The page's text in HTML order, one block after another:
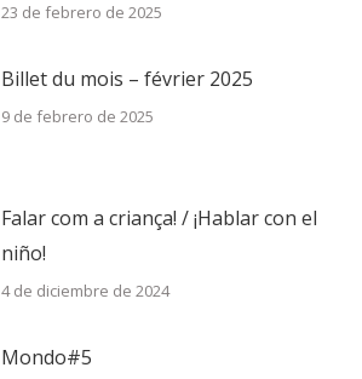
23 de febrero de 2025
Billet du mois – février 2025
9 de febrero de 2025
Falar com a criança! / ¡Hablar con el
niño!
4 de diciembre de 2024
Mondo#5